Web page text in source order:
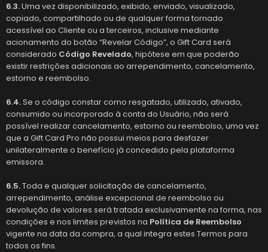
6.3.Uma vez disponibilizado, exibido, enviado, visualizado,
copiado, compartilhado ou de qualquer forma tornado
acessível ao Cliente ou a terceiros, inclusive mediante
acionamento do botão “Revelar Código”, o Gift Card será
considerado Código Revelado, hipótese em que poderão
existir restrições adicionais ao arrependimento, cancelamento,
estorno e reembolso.
6.4.Se o código constar como resgatado, utilizado, ativado,
consumido ou incorporado à conta do Usuário, não será
possível realizar cancelamento, estorno ou reembolso, uma vez
que a Gift Card Pro não possui meios para desfazer
unilateralmente o benefício já concedido pela plataforma
emissora.
6.5.Toda e qualquer solicitação de cancelamento,
arrependimento, análise excepcional de reembolso ou
devolução de valores será tratada exclusivamente na forma, nas
condições e nos limites previstos na Política de Reembolso
vigente na data da compra, a qual integra estes Termos para
todos os fins.